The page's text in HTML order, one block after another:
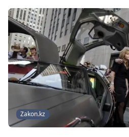
Zakon.kz